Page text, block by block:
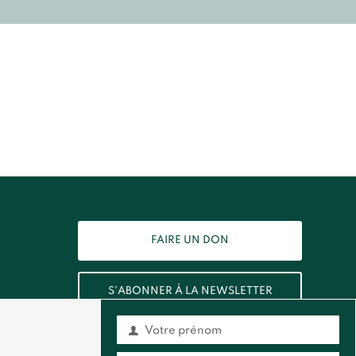
FAIRE UN DON
S'ABONNER À LA NEWSLETTER
Contact PrénomVotre prénom